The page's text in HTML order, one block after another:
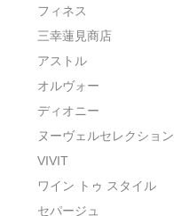
フィネス
三幸蓮見商店
アストル
オルヴォー
ディオニー
ヌーヴェルセレクション
VIVIT
ワイン トゥ スタイル
セパージュ